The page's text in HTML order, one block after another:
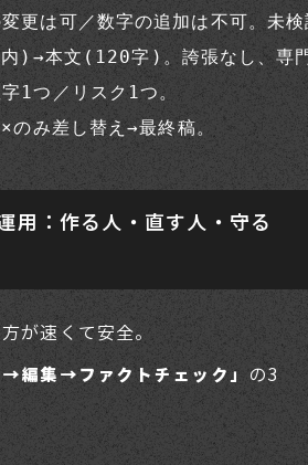
更は可／数字の追加は不可。未
)→本文(120字)。誇張なし、専
1つ／リスク1つ。
用：作る人・直す人・守る
が速くて安全。
→編集→ファクトチェック」
の3